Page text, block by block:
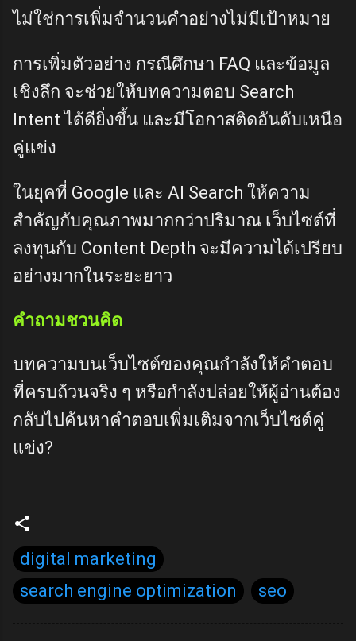
ไม่ใช่การเพิ่มจำนวนคำอย่างไม่มีเป้าหมาย
การเพิ่มตัวอย่าง กรณีศึกษา FAQ และข้อมูล
เชิงลึก จะช่วยให้บทความตอบ Search
Intent ได้ดียิ่งขึ้น และมีโอกาสติดอันดับเหนือ
คู่แข่ง
ในยุคที่ Google และ AI Search ให้ความ
สำคัญกับคุณภาพมากกว่าปริมาณ เว็บไซต์ที่
ลงทุนกับ Content Depth จะมีความได้เปรียบ
อย่างมากในระยะยาว
คำถามชวนคิด
บทความบนเว็บไซต์ของคุณกำลังให้คำตอบ
ที่ครบถ้วนจริง ๆ หรือกำลังปล่อยให้ผู้อ่านต้อง
กลับไปค้นหาคำตอบเพิ่มเติมจากเว็บไซต์คู่
แข่ง?
digital marketing
search engine optimization
seo